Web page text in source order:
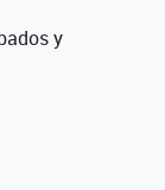
y